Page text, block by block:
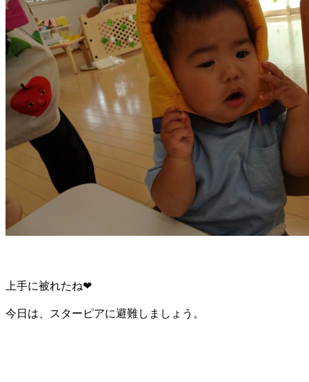
上手に被れたね❤
今日は、スターピアに避難しましょう。